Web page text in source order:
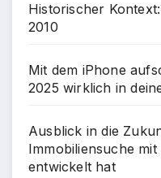
Historischer
2010
Mit dem iPhone
2025 wirklich in
Ausblick in die
Immobiliensuche
entwickelt hat